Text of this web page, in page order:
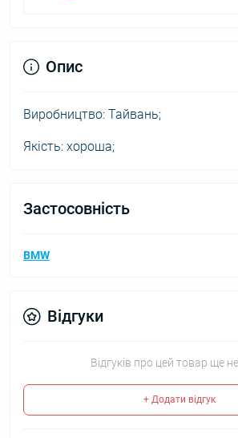
Опис
Виробництво: Тайвань;
Якість: хороша;
Застосовність
BMW
Відгуки
Відгуків про цей товар ще
+ Додати відгук